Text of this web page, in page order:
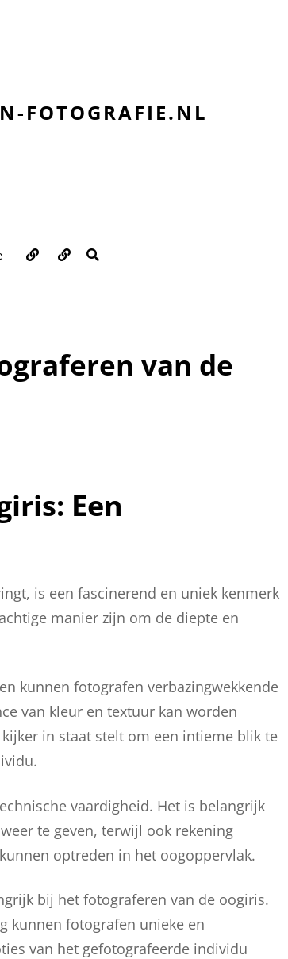
FOTOGRAFIE.NL
Over
ons
Contact
van de
Een
is een fascinerend en uniek kenmerk
manier zijn om de diepte en
kunnen fotografen verbazingwekkende
van kleur en textuur kan worden
in staat stelt om een intieme blik te
vaardigheid. Het is belangrijk
te geven, terwijl ook rekening
optreden in het oogoppervlak.
bij het fotograferen van de oogiris.
kunnen fotografen unieke en
van het gefotografeerde individu